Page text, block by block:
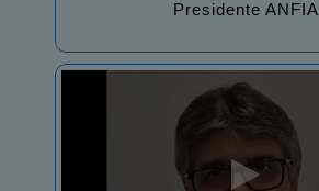
Presidente ANFIA